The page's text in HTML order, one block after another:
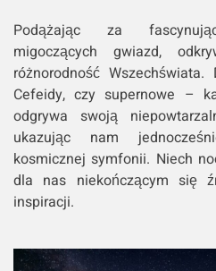
Podążając za
migoczących gwiazd,
różnorodność Wszechświata.
Cefeidy, czy supernowe –
odgrywa swoją
ukazując nam
kosmicznej symfonii. Niech
dla nas niekończącym się
inspiracji.